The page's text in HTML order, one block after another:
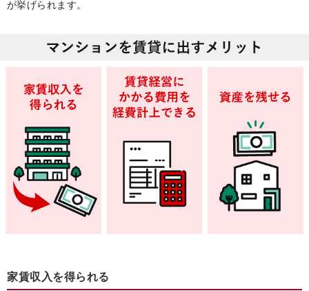
が挙げられます。
家賃収入を得られる